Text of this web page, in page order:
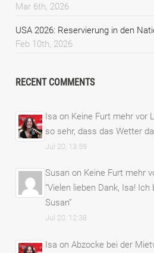
Mar 6th, 2026
USA 2026: Reservierung in den
Feb 10th, 2026
RECENT COMMENTS
Isa on Keine Furt mehr vor
so sehr, dass das Wetter
Jul 20, 13:59
Susan on Keine Furt mehr
“Vielen lieben Dank, Isa!
Susan”
Jul 20, 12:38
Isa onAbzocke bei der